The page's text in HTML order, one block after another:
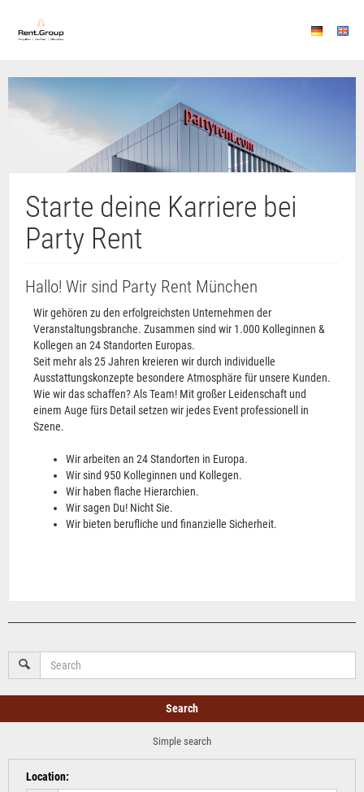
Starte deine Karriere bei
Party Rent
Hallo! Wir sind Party Rent München
Wir gehören zu den erfolgreichsten Unternehmen der
Veranstaltungsbranche. Zusammen sind wir 1.000 Kolleginnen &
Kollegen an 24 Standorten Europas.
Seit mehr als 25 Jahren kreieren wir durch individuelle
Ausstattungskonzepte besondere Atmosphäre für unsere Kunden.
Wie wir das schaffen? Als Team! Mit großer Leidenschaft und
einem Auge fürs Detail setzen wir jedes Event professionell in
Szene.
Wir arbeiten an 24 Standorten in Europa.
Wir sind 950 Kolleginnen und Kollegen.
Wir haben flache Hierarchien.
Wir sagen Du! Nicht Sie.
Wir bieten berufliche und finanzielle Sicherheit.
Search
Simple search
Location: